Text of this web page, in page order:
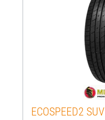
ECOSPEED2 SUV